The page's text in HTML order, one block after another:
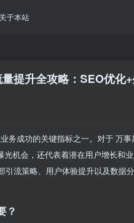
关于本站
提升全攻略：SEO优化
务成功的关键指标之一。对于万事
机会，还代表着潜在用户增长和业
引流策略、用户体验提升以及数据
？